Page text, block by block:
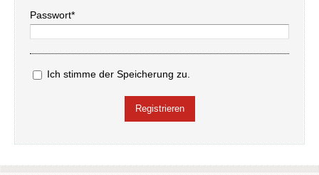
Passwort*
Ich stimme der Speicherung zu.